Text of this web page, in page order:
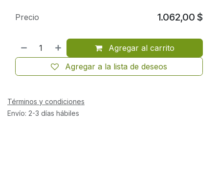
Agregar al carrito
Agregar a la lista de deseos
Precio 1.062,00 $
Términos y condiciones
Envío: 2-3 días hábiles